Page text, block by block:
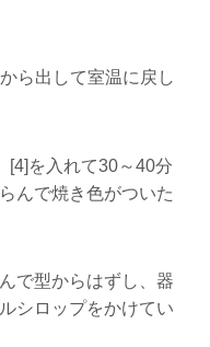
ら出して室温に戻し
を入れて30～40分
んで焼き色がついた
で型からはずし、器
シロップをかけてい